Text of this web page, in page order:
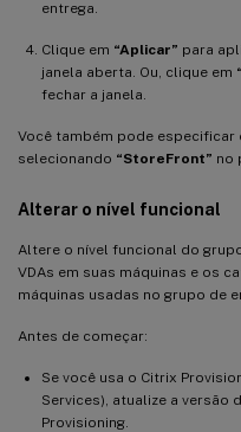
entrega.
Clique em “Aplicar” para
janela aberta. Ou, clique em
fechar a janela.
Você também pode
selecionando “StoreFront” no
Alterar o nível funcional
Altere o nível funcional do
VDAs em suas máquinas e os
máquinas usadas no grupo de
Antes de começar:
Se você usa o Citrix
Services), atualize a versão
Provisioning.